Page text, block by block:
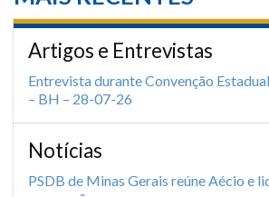
Artigos e Entrevistas
Entrevista durante Convenção
– BH – 28-07-26
Notícias
PSDB de Minas Gerais reúne Aécio e